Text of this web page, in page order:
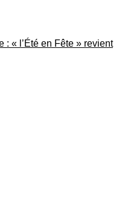
: « l’Été en Fête » revient